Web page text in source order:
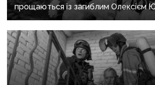
прощаються із загиблим Олексієм
пошуковцем загону «Плацдарм»